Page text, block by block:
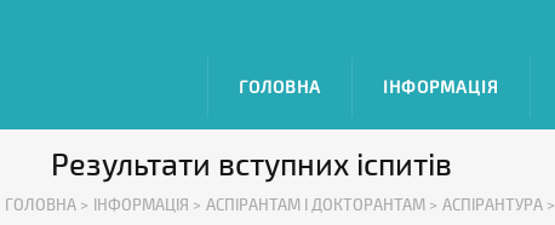
ГОЛОВНА ІНФОРМАЦІЯ
Результати вступних іспитів
ГОЛОВНА > ІНФОРМАЦІЯ > АСПІРАНТАМ І ДОКТОРАНТАМ > АСПІРАНТУРА >